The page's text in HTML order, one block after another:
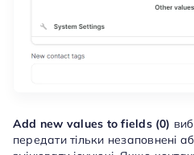
Add new values to fields (0)
передати тільки незаповнені